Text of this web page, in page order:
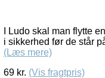
I Ludo skal man flytte
i sikkerhed før de står
(Læs mere)
69 kr. (Vis fragtpris)